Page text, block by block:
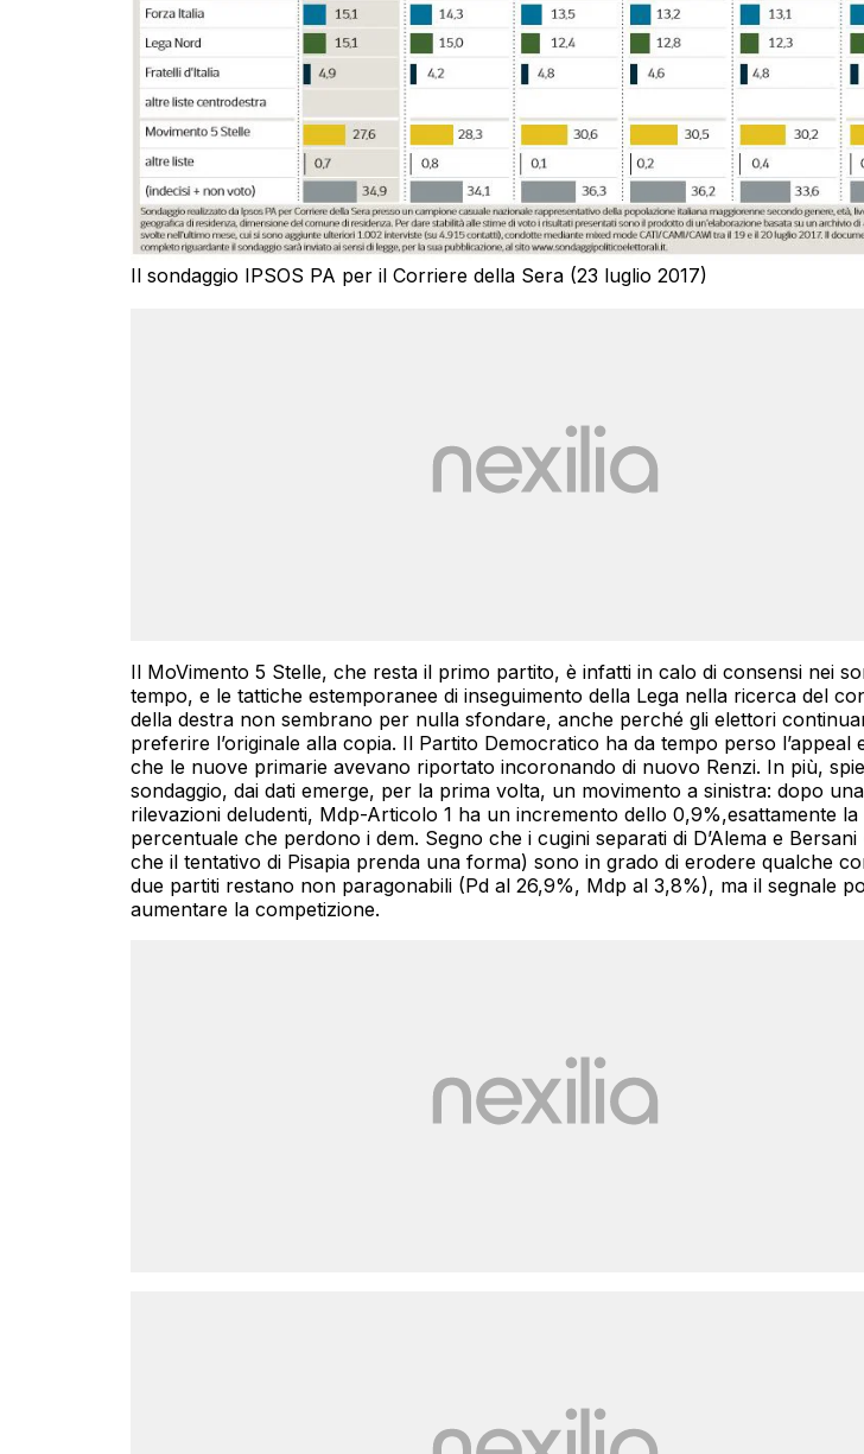
Il sondaggio IPSOS PA per il Corriere della Sera (23 luglio 2017)
Il MoVimento 5 Stelle, che resta il primo partito, è infatti in calo di consensi nei
tempo, e le tattiche estemporanee di inseguimento della Lega nella ricerca del
della destra non sembrano per nulla sfondare, anche perché gli elettori
preferire l’originale alla copia. Il Partito Democratico ha da tempo perso l’appeal
che le nuove primarie avevano riportato incoronando di nuovo Renzi. In più,
sondaggio, dai dati emerge, per la prima volta, un movimento a sinistra: dopo
rilevazioni deludenti, Mdp-Articolo 1 ha un incremento dello 0,9%,esattamente la
percentuale che perdono i dem. Segno che i cugini separati di D’Alema e Bersani
che il tentativo di Pisapia prenda una forma) sono in grado di erodere qualche
due partiti restano non paragonabili (Pd al 26,9%, Mdp al 3,8%), ma il segnale
aumentare la competizione.